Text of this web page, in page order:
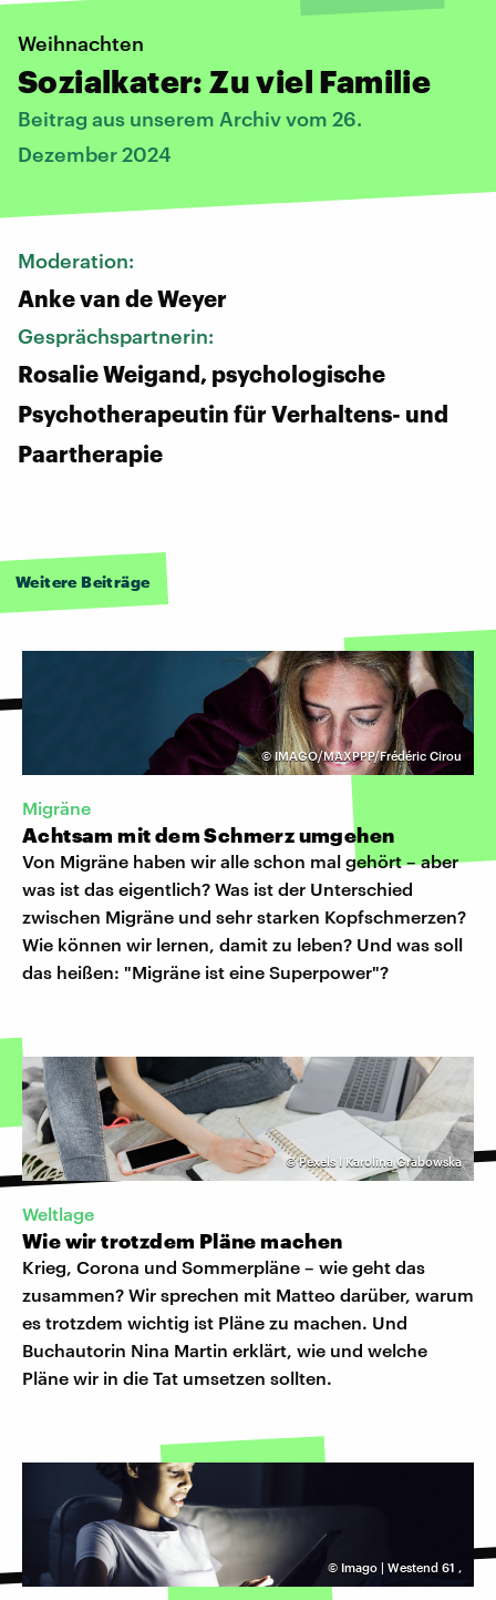
Weihnachten
Sozialkater: Zu viel Familie
Beitrag aus unserem Archiv vom 26.
Dezember 2024
Moderation:
Anke van de Weyer
Gesprächspartnerin:
Rosalie Weigand, psychologische
Psychotherapeutin für Verhaltens- und
Paartherapie
Weitere Beiträge
©IMAGO/MAXPPP/Frédéric Cirou
Migräne
Achtsam mit dem Schmerz umgehen
Von Migräne haben wir alle schon mal gehört – aber
was ist das eigentlich? Was ist der Unterschied
zwischen Migräne und sehr starken Kopfschmerzen?
Wie können wir lernen, damit zu leben? Und was soll
das heißen: "Migräne ist eine Superpower"?
©Pexels I Karolina Grabowska
Weltlage
Wie wir trotzdem Pläne machen
Krieg, Corona und Sommerpläne – wie geht das
zusammen? Wir sprechen mit Matteo darüber, warum
es trotzdem wichtig ist Pläne zu machen. Und
Buchautorin Nina Martin erklärt, wie und welche
Pläne wir in die Tat umsetzen sollten.
© Imago | Westend 61 ,